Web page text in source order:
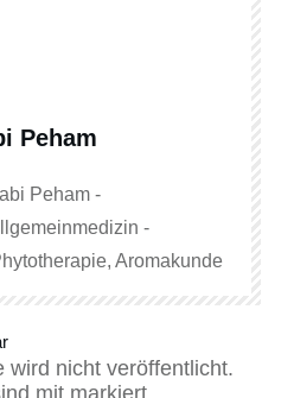
Peham
Peham -
-
Aromakunde
wird nicht veröffentlicht.
mit markiert.